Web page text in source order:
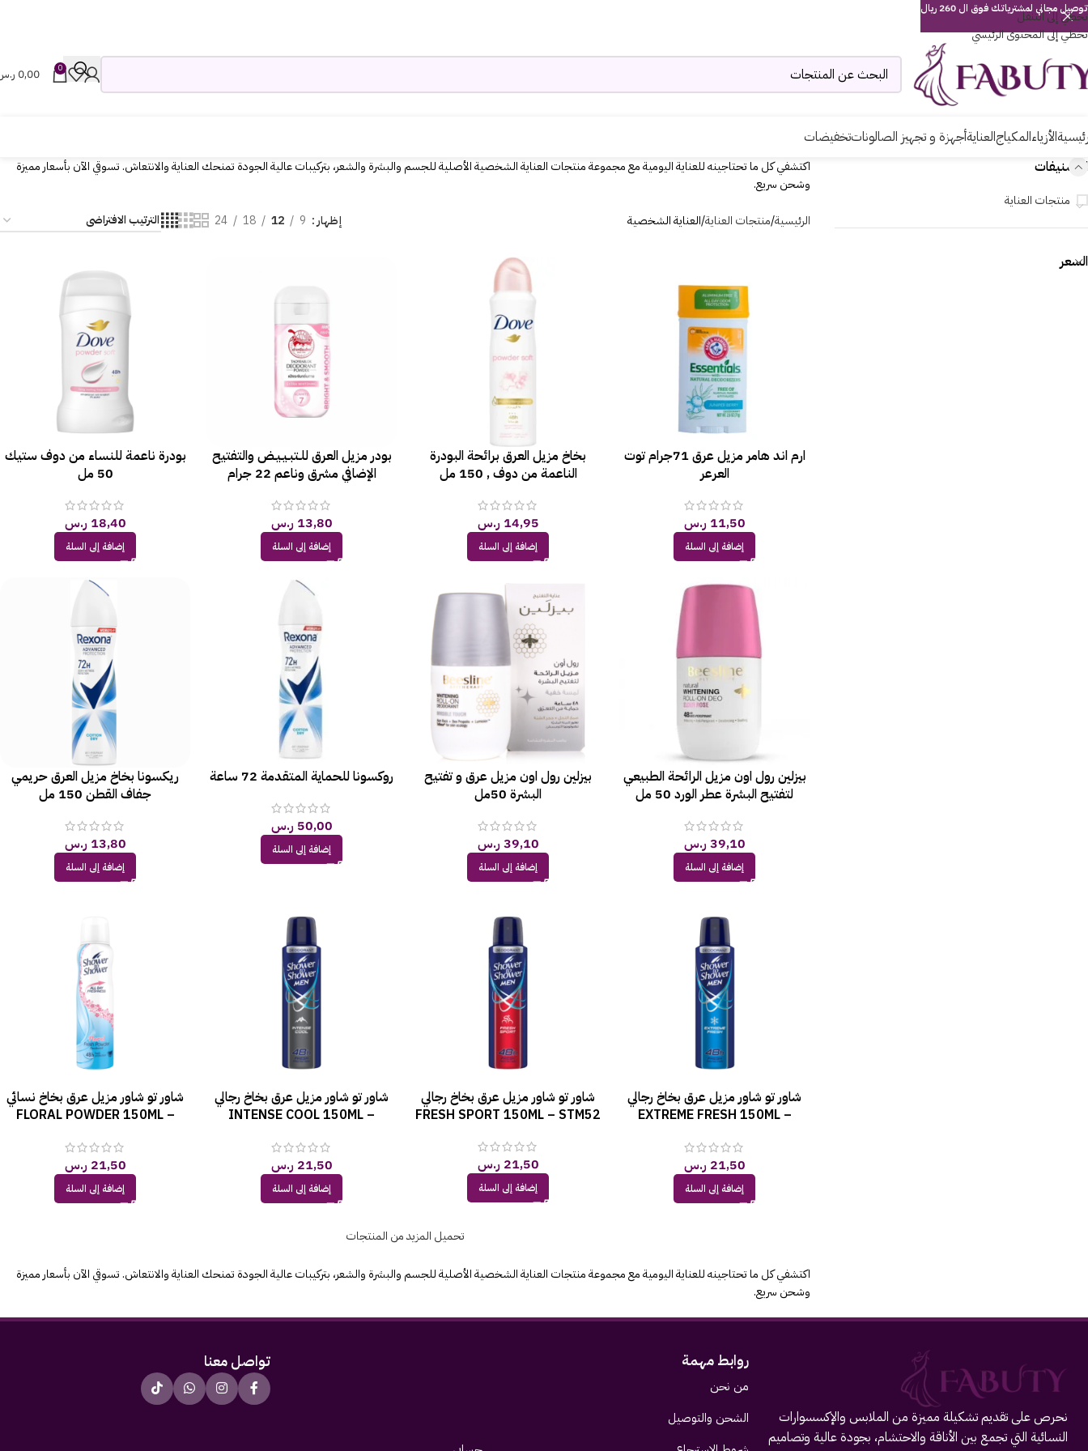
تخطي إلى التنقل
تخطي إلى المحتوى الرئيسي
0
0,00
الأزياءالمكياجالعنايةأجهزة و تجهيز الصالوناتتخفيضات
التصنيفات
منتجات العناية
السعر
اكتشفي كل ما تحتاجينه للعناية اليومية مع مجموعة منتجات العناية الشخصية الأصلية للجسم والبشرة والشعر، بتركيبات عالية الجودة تمنحك العناية والانتعاش. تسوقي الآن بأسعار مميزة
وشحن سريع.
الرئيسية منتجات العناية العناية الشخصية إظهار 9
12
18
24
ارم اند هامر مزيل عرق 71جرام توت
العرعر
11,50 ر.س
إضافة إلى السلة
بخاخ مزيل العرق برائحة البودرة
الناعمة من دوف , 150 مل
14,95 ر.س
إضافة إلى السلة
بودر مزيل العرق للـتبـيـيـض والتفتيح
الإضافي مشرق وناعم 22 جرام
13,80 ر.س
إضافة إلى السلة
بودرة ناعمة للنساء من دوف ستيك
50 مل
18,40 ر.س
إضافة إلى السلة
بيزلين رول اون مزيل الرائحة الطبيعي
لتفتيح البشرة عطر الورد 50 مل
39,10ر.س
إضافة إلى السلة
بيزلين رول اون مزيل عرق و تفتيح
البشرة 50مل
39,10ر.س
إضافة إلى السلة
روكسونا للحماية المتقدمة 72 ساعة
50,00 ر.س
إضافة إلى السلة
ريكسونا بخاخ مزيل العرق حريمي
جفاف القطن 150 مل
13,80 ر.س
إضافة إلى السلة
شاور تو شاور مزيل عرق بخاخ رجالي
EXTREME FRESH 150ML –
21,50 ر.س
إضافة إلى السلة
شاور تو شاور مزيل عرق بخاخ رجالي
FRESH SPORT 150ML – STM52
21,50 ر.س
إضافة إلى السلة
شاور تو شاور مزيل عرق بخاخ رجالي
INTENSE COOL 150ML –
21,50 ر.س
إضافة إلى السلة
شاور تو شاور مزيل عرق بخاخ نسائي
FLORAL POWDER 150ML –
21,50 ر.س
إضافة إلى السلة
تحميل المزيد من المنتجات
اكتشفي كل ما تحتاجينه للعناية اليومية مع مجموعة منتجات العناية الشخصية الأصلية للجسم والبشرة والشعر، بتركيبات عالية الجودة تمنحك العناية والانتعاش. تسوقي الآن بأسعار مميزة
وشحن سريع.
نحرص على تقديم تشكيلة مميزة من الملابس والإكسسوارات
النسائية التي تجمع بين الأناقة والاحتشام، بجودة عالية وتصاميم
روابط مهمة
من نحن
الشحن والتوصيل
تواصل معنا
توصيل مجاني لمشترياتك فوق ال 260 ريال